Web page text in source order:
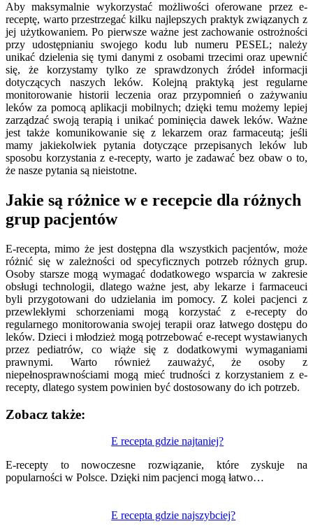
Aby maksymalnie wykorzystać możliwości oferowane przez e-
receptę, warto przestrzegać kilku najlepszych praktyk związanych z
jej użytkowaniem. Po pierwsze ważne jest zachowanie ostrożności
przy udostępnianiu swojego kodu lub numeru PESEL; należy
unikać dzielenia się tymi danymi z osobami trzecimi oraz upewnić
się, że korzystamy tylko ze sprawdzonych źródeł informacji
dotyczących naszych leków. Kolejną praktyką jest regularne
monitorowanie historii leczenia oraz przypomnień o zażywaniu
leków za pomocą aplikacji mobilnych; dzięki temu możemy lepiej
zarządzać swoją terapią i unikać pominięcia dawek leków. Ważne
jest także komunikowanie się z lekarzem oraz farmaceutą; jeśli
mamy jakiekolwiek pytania dotyczące przepisanych leków lub
sposobu korzystania z e-recepty, warto je zadawać bez obaw o to,
że nasze pytania są nieistotne.
Jakie są różnice w e recepcie dla różnych
grup pacjentów
E-recepta, mimo że jest dostępna dla wszystkich pacjentów, może
różnić się w zależności od specyficznych potrzeb różnych grup.
Osoby starsze mogą wymagać dodatkowego wsparcia w zakresie
obsługi technologii, dlatego ważne jest, aby lekarze i farmaceuci
byli przygotowani do udzielania im pomocy. Z kolei pacjenci z
przewlekłymi schorzeniami mogą korzystać z e-recepty do
regularnego monitorowania swojej terapii oraz łatwego dostępu do
leków. Dzieci i młodzież mogą potrzebować e-recept wystawianych
przez pediatrów, co wiąże się z dodatkowymi wymaganiami
prawnymi. Warto również zauważyć, że osoby z
niepełnosprawnościami mogą mieć trudności z korzystaniem z e-
recepty, dlatego system powinien być dostosowany do ich potrzeb.
Zobacz także:
E recepta gdzie najtaniej?
E-recepty to nowoczesne rozwiązanie, które zyskuje na
popularności w Polsce. Dzięki nim pacjenci mogą łatwo…
E recepta gdzie najszybciej?
wpisu